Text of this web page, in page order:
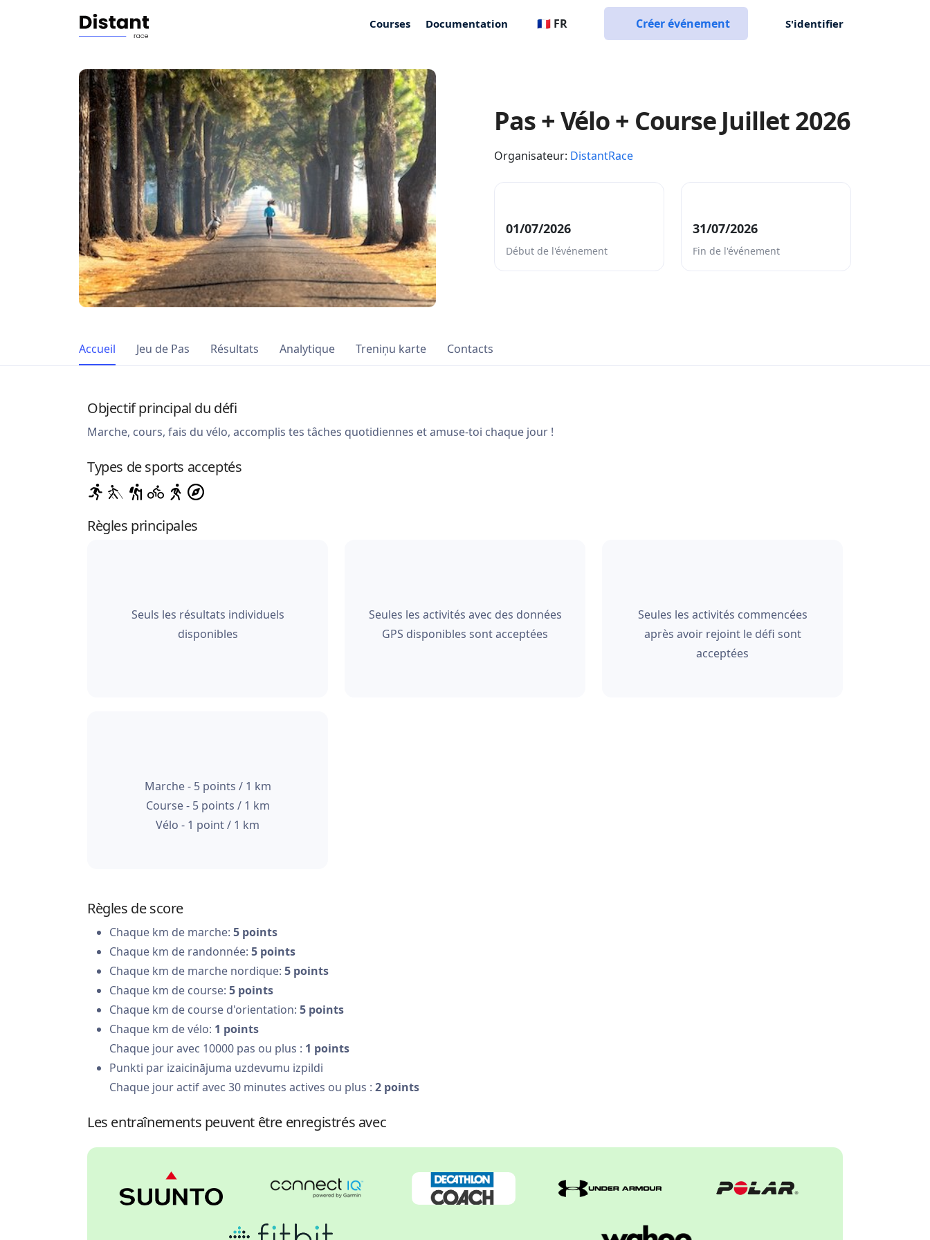
Courses Documentation 🇫🇷 FR Créer événement S'identifier
Pas + Vélo + Course Juillet 2026
Organisateur: DistantRace
01/07/2026
Début de l'événement
31/07/2026
Fin de l'événement
Accueil Jeu de Pas Résultats Analytique Treniņu karte Contacts
Objectif principal du défi
Marche, cours, fais du vélo, accomplis tes tâches quotidiennes et amuse-toi chaque jour !
Types de sports acceptés
Règles principales
Seuls les résultats individuels
disponibles
Seules les activités avec des données
GPS disponibles sont acceptées
Seules les activités commencées
après avoir rejoint le défi sont
acceptées
Marche - 5 points / 1 km
Course - 5 points / 1 km
Vélo - 1 point / 1 km
Règles de score
Chaque km de marche: 5 points
Chaque km de randonnée: 5 points
Chaque km de marche nordique: 5 points
Chaque km de course: 5 points
Chaque km de course d'orientation: 5 points
Chaque km de vélo: 1 points
Chaque jour avec 10000 pas ou plus : 1 points
Punkti par izaicinājuma uzdevumu izpildi
Chaque jour actif avec 30 minutes actives ou plus : 2 points
Les entraînements peuvent être enregistrés avec